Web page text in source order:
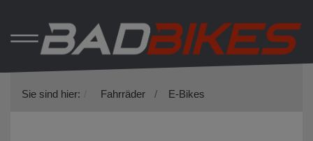
Sie sind hier: Fahrräder E-Bikes